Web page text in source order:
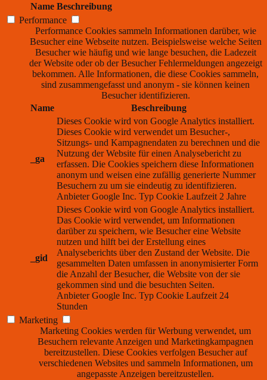
Name Beschreibung
Performance
Performance Cookies sammeln Informationen darüber, wie
Besucher eine Webseite nutzen. Beispielsweise welche Seiten
Besucher wie häufig und wie lange besuchen, die Ladezeit
der Website oder ob der Besucher Fehlermeldungen angezeigt
bekommen. Alle Informationen, die diese Cookies sammeln,
sind zusammengefasst und anonym - sie können keinen
Besucher identifizieren.
Name
Beschreibung
_ga
Dieses Cookie wird von Google Analytics installiert.
Dieses Cookie wird verwendet um Besucher-,
Sitzungs- und Kampagnendaten zu berechnen und die
Nutzung der Website für einen Analysebericht zu
erfassen. Die Cookies speichern diese Informationen
anonym und weisen eine zufällig generierte Nummer
Besuchern zu um sie eindeutig zu identifizieren.
Anbieter Google Inc. Typ Cookie Laufzeit 2 Jahre
_gid
Dieses Cookie wird von Google Analytics installiert.
Das Cookie wird verwendet, um Informationen
darüber zu speichern, wie Besucher eine Website
nutzen und hilft bei der Erstellung eines
Analyseberichts über den Zustand der Website. Die
gesammelten Daten umfassen in anonymisierter Form
die Anzahl der Besucher, die Website von der sie
gekommen sind und die besuchten Seiten.
Anbieter Google Inc. Typ Cookie Laufzeit 24
Stunden
Marketing
Marketing Cookies werden für Werbung verwendet, um
Besuchern relevante Anzeigen und Marketingkampagnen
bereitzustellen. Diese Cookies verfolgen Besucher auf
verschiedenen Websites und sammeln Informationen, um
angepasste Anzeigen bereitzustellen.